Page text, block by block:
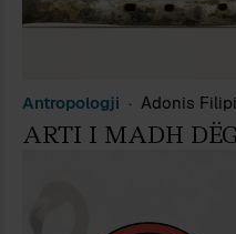
Antropologji Adonis Filipi
ARTI I MADH